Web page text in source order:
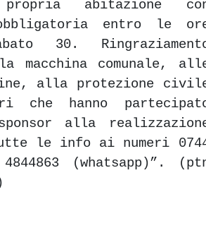
abitazione
obbligatoria entro le
30.
macchina comunale,
alla protezione
che hanno
alla
le info ai numeri
(whatsapp)”.